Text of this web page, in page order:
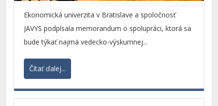
Ekonomická univerzita v Bratislave a spoločnosť
JAVYS podpísala memorandum o spolupráci, ktorá sa
bude týkať najmä vedecko-výskumnej...
Čítať ďalej...